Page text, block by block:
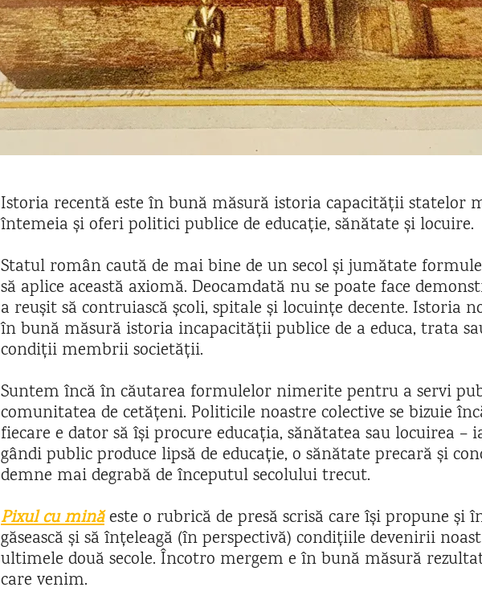
Istoria recentă este în bună măsură istoria capacității statelor
întemeia și oferi politici publice de educație, sănătate și locuire.
Statul român caută de mai bine de un secol și jumătate
să aplice această axiomă. Deocamdată nu se poate face
a reușit să contruiască școli, spitale și locuințe decente. Istoria
în bună măsură istoria incapacității publice de a educa, trata
condiții membrii societății.
Suntem încă în căutarea formulelor nimerite pentru a servi
comunitatea de cetățeni. Politicile noastre colective se bizuie
fiecare e dator să își procure educația, sănătatea sau locuirea –
gândi public produce lipsă de educație, o sănătate precară și
demne mai degrabă de începutul secolului trecut.
Pixul cu minăeste o rubrică de presă scrisă care își propune și
găsească și să înțeleagă (în perspectivă) condițiile devenirii
ultimele două secole. Încotro mergem e în bună măsură
care venim.